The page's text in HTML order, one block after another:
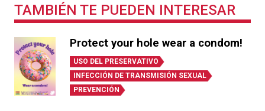
TAMBIÉN TE PUEDEN INTERESAR
Protect your hole wear a condom!
USO DEL PRESERVATIVO
INFECCIÓN DE TRANSMISIÓN SEXUAL
PREVENCIÓN